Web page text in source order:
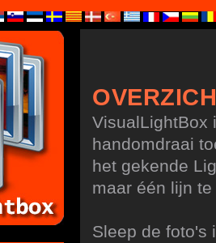
VisualLightBox
handomdraai
het gekende
maar één lijn
Sleep de foto's